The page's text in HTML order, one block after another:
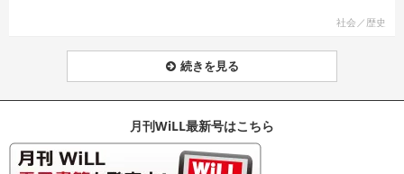
社会／歴史
続きを見る
月刊WiLL最新号はこちら